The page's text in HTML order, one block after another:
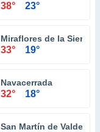
38° 23°
Miraflores de la Sierra
33° 19°
Navacerrada
32° 18°
San Martín de